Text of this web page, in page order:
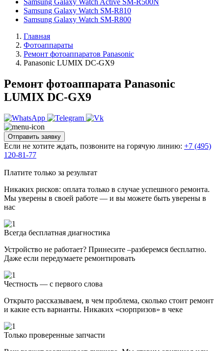
Samsung Galaxy Watch Active SM-R500N
Samsung Galaxy Watch SM-R810
Samsung Galaxy Watch SM-R800
Главная
Фотоаппараты
Ремонт фотоаппаратов Panasonic
Panasonic LUMIX DC-GX9
Ремонт фотоаппарата Panasonic
LUMIX DC-GX9
Отправить заявку
Если не хотите ждать, позвоните на горячую линию: +7 (495)
120-81-77
Платите только за результат
Никаких рисков: оплата только в случае успешного ремонта.
Мы уверены в своей работе — и вы можете быть уверены в
нас
Всегда бесплатная диагностика
Устройство не работает? Принесите –разберемся бесплатно.
Даже если передумаете ремонтировать
Честность — с первого слова
Открыто рассказываем, в чем проблема, сколько стоит ремонт
и какие есть варианты. Никаких «сюрпризов» в чеке
Только проверенные запчасти